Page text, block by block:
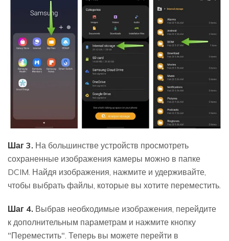
Шаг 3. На большинстве устройств просмотреть
сохраненные изображения камеры можно в папке
DCIM. Найдя изображения, нажмите и удерживайте,
чтобы выбрать файлы, которые вы хотите переместить.
Шаг 4. Выбрав необходимые изображения, перейдите
к дополнительным параметрам и нажмите кнопку
"Переместить". Теперь вы можете перейти в